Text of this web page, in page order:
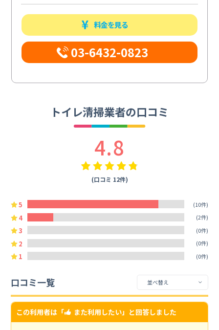
料金を見る
03-6432-0823
トイレ清掃業者の口コミ
4.8
(口コミ 12件)
5 (10件)
4 (2件)
3 (0件)
2 (0件)
1 (0件)
口コミ一覧
この利用者は「 また利用したい」と回答しました